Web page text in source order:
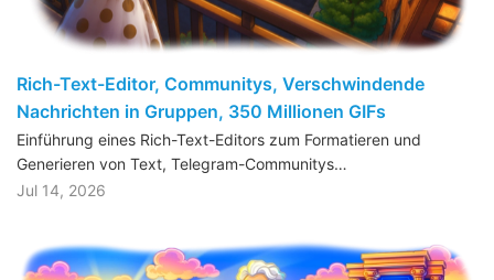
Rich-Text-Editor, Communitys, Verschwindende
Nachrichten in Gruppen, 350 Millionen GIFs
Einführung eines Rich-Text-Editors zum Formatieren und
Generieren von Text, Telegram-Communitys…
Jul 14, 2026